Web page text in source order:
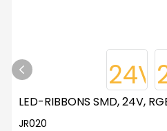
LED-RIBBONS SMD, 24V,
JR020